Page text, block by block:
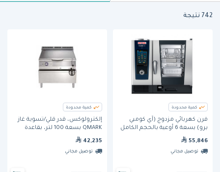
742 نتيجة
كمية محدودة
فرن كهربائي مزدوج (آي كومبي
برو) بسعة 6 أوعية بالحجم الكامل
من راشونال
55,846
توصيل مجاني
كمية محدودة
إلكترولوكس، قدر قلي/تسوية غاز
QMARK بسعة 100 لتر، بقاعدة
42,235
توصيل مجاني